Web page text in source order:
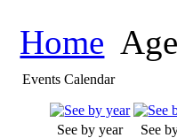
Home
Events Calendar
See by year See